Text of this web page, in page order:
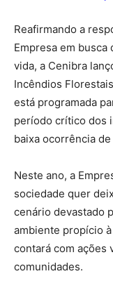
Reafirmando a
Empresa em
vida, a Cenibra
Incêndios
está programada
período crítico dos
baixa ocorrência de
Neste ano, a
sociedade quer
cenário devastado
ambiente propício
contará com ações
comunidades.